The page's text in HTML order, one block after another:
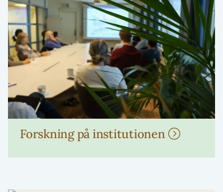
Forskning på institutionen